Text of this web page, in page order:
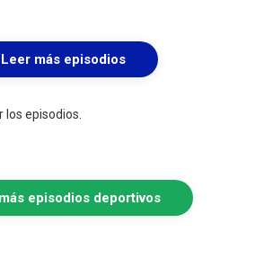
Leer más episodios
los episodios.
episodios deportivos